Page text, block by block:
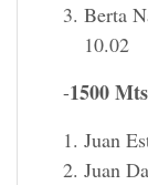
Berta
10.02
-1500
Juan
Juan